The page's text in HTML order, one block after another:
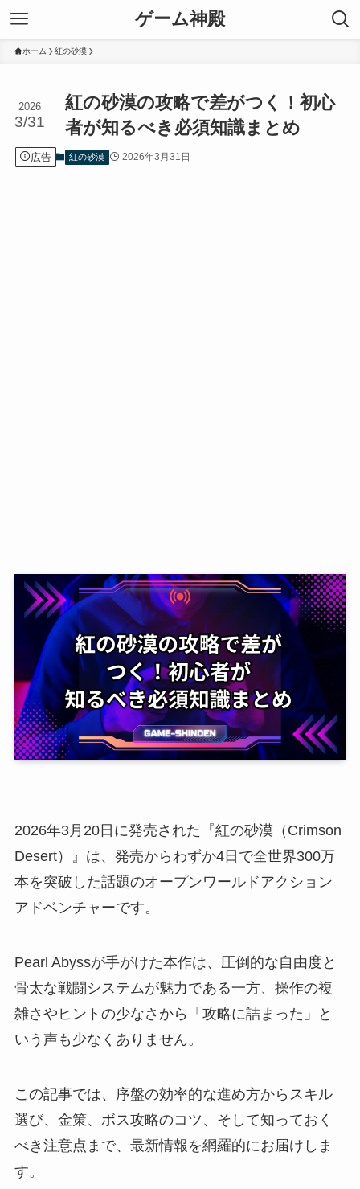
ゲーム神殿
ホーム 紅の砂漠
紅の砂漠の攻略で差がつく！初心
者が知るべき必須知識まとめ
2026
3/31
広告 紅の砂漠 2026年3月31日
2026年3月20日に発売された『紅の砂漠（Crimson
Desert）』は、発売からわずか4日で全世界300万
本を突破した話題のオープンワールドアクション
アドベンチャーです。
Pearl Abyssが手がけた本作は、圧倒的な自由度と
骨太な戦闘システムが魅力である一方、操作の複
雑さやヒントの少なさから「攻略に詰まった」と
いう声も少なくありません。
この記事では、序盤の効率的な進め方からスキル
選び、金策、ボス攻略のコツ、そして知っておく
べき注意点まで、最新情報を網羅的にお届けしま
す。